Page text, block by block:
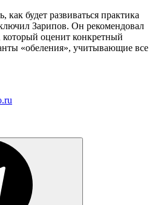
как будет развиваться практика
Зарипов. Он рекомендовал
который оценит конкретный
«обеления», учитывающие все